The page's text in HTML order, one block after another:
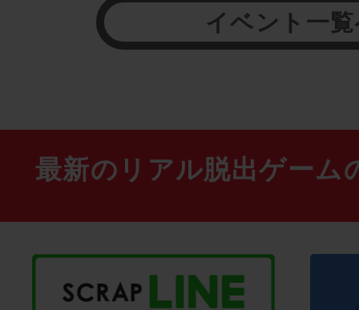
イベント一
最新のリアル脱出ゲーム